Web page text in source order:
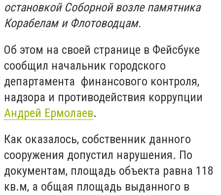
остановкой Соборной возле памятника
Корабелам и Флотоводцам.
Об этом на своей странице в Фейсбуке
сообщил начальник городского
департамента финансового контроля,
надзора и противодействия коррупции
Андрей Ермолаев.
Как оказалось, собственник данного
сооружения допустил нарушения. По
документам, площадь объекта равна 118
кв.м, а общая площадь выданного в